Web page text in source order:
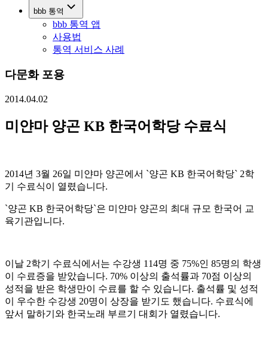
bbb 통역
bbb 통역 앱
사용법
통역 서비스 사례
다문화 포용
2014.04.02
미얀마 양곤 KB 한국어학당 수료식
2014년 3월 26일 미얀마 양곤에서 `양곤 KB 한국어학당` 2학
기 수료식이 열렸습니다.
`양곤 KB 한국어학당`은 미얀마 양곤의 최대 규모 한국어 교
육기관입니다.
이날 2학기 수료식에서는 수강생 114명 중 75%인 85명의 학생
이 수료증을 받았습니다. 70% 이상의 출석률과 70점 이상의
성적을 받은 학생만이 수료를 할 수 있습니다. 출석률 및 성적
이 우수한 수강생 20명이 상장을 받기도 했습니다. 수료식에
앞서 말하기와 한국노래 부르기 대회가 열렸습니다.